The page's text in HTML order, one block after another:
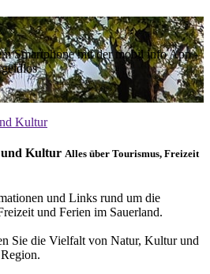
Smartphone mit der mobil info App -
Kultur
und Kultur Alles über Tourismus, Freizeit
und Links rund um die
und Ferien im Sauerland.
Sie die Vielfalt von Natur, Kultur und